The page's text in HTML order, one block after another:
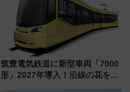
筑豊電気鉄道に新型車両「7000
形」2027年導入！沿線の花をイ